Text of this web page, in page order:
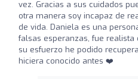
vez. Gracias a sus cuidados
otra manera soy incapaz de
de vida. Daniela es una
falsas esperanzas, fue
su esfuerzo he podido
hiciera conocido antes ❤️